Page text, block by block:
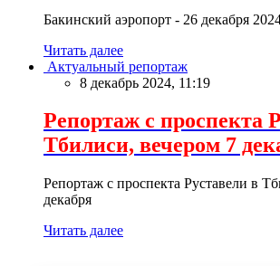
Бакинский аэропорт - 26 декабря
Читать далее
Актуальный репортаж
8 декабрь 2024, 11:19
Репортаж с проспекта
Тбилиси, вечером 7
Репортаж с проспекта Руставели в
декабря
Читать далее